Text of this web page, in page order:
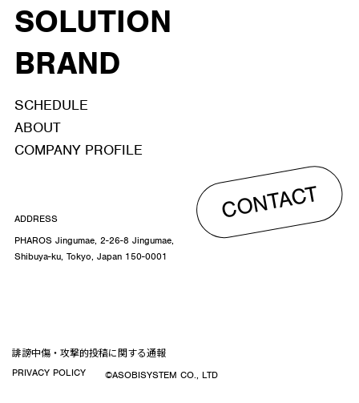
SOLUTION
BRAND
SCHEDULE
ABOUT
COMPANY PROFILE
CONTACT
ADDRESS
PHAROS Jingumae, 2-26-8 Jingumae,
Shibuya-ku, Tokyo, Japan 150-0001
誹謗中傷・攻撃的投稿に関する通報
PRIVACY POLICY
©ASOBISYSTEM CO., LTD